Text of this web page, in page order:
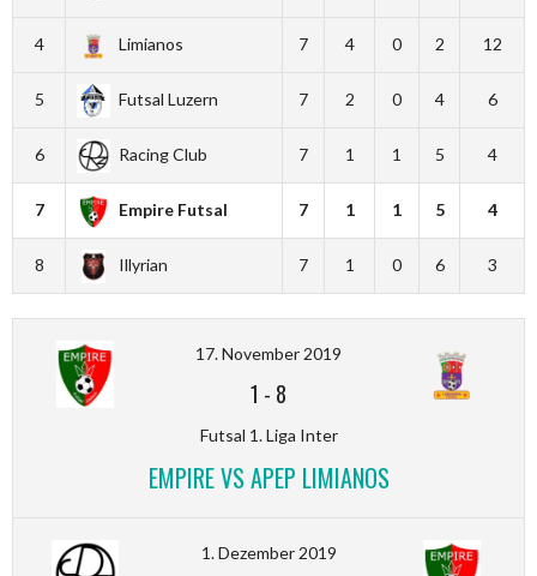
4 Limianos 7 4 0 2 12
5 Futsal Luzern 7 2 0 4 6
6 Racing Club 7 1 1 5 4
7 Empire Futsal 7 1 1 5 4
8 Illyrian 7 1 0 6 3
17. November 2019
1 - 8
Futsal 1. Liga Inter
EMPIRE VS APEP LIMIANOS
1. Dezember 2019